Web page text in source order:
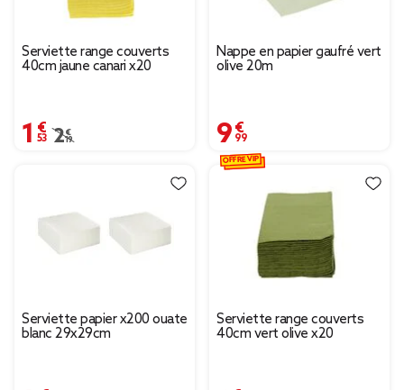
Serviette range couverts
40cm jaune canari x20
1,53 €
Prix remisé de 2,19 € à 1,53 €
2,19 €
Nappe en papier gaufré vert
olive 20m
9,99 €
Serviette papier x200 ouate
blanc 29x29cm
Serviette range couverts
40cm vert olive x20
OFFRE VIP